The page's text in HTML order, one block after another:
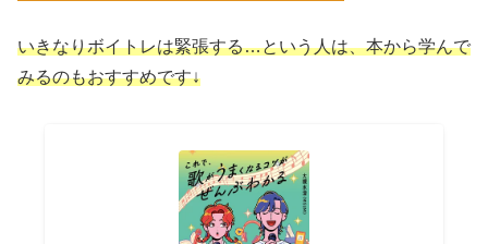
いきなりボイトレは緊張する…という人は、本から学んで
みるのもおすすめです↓